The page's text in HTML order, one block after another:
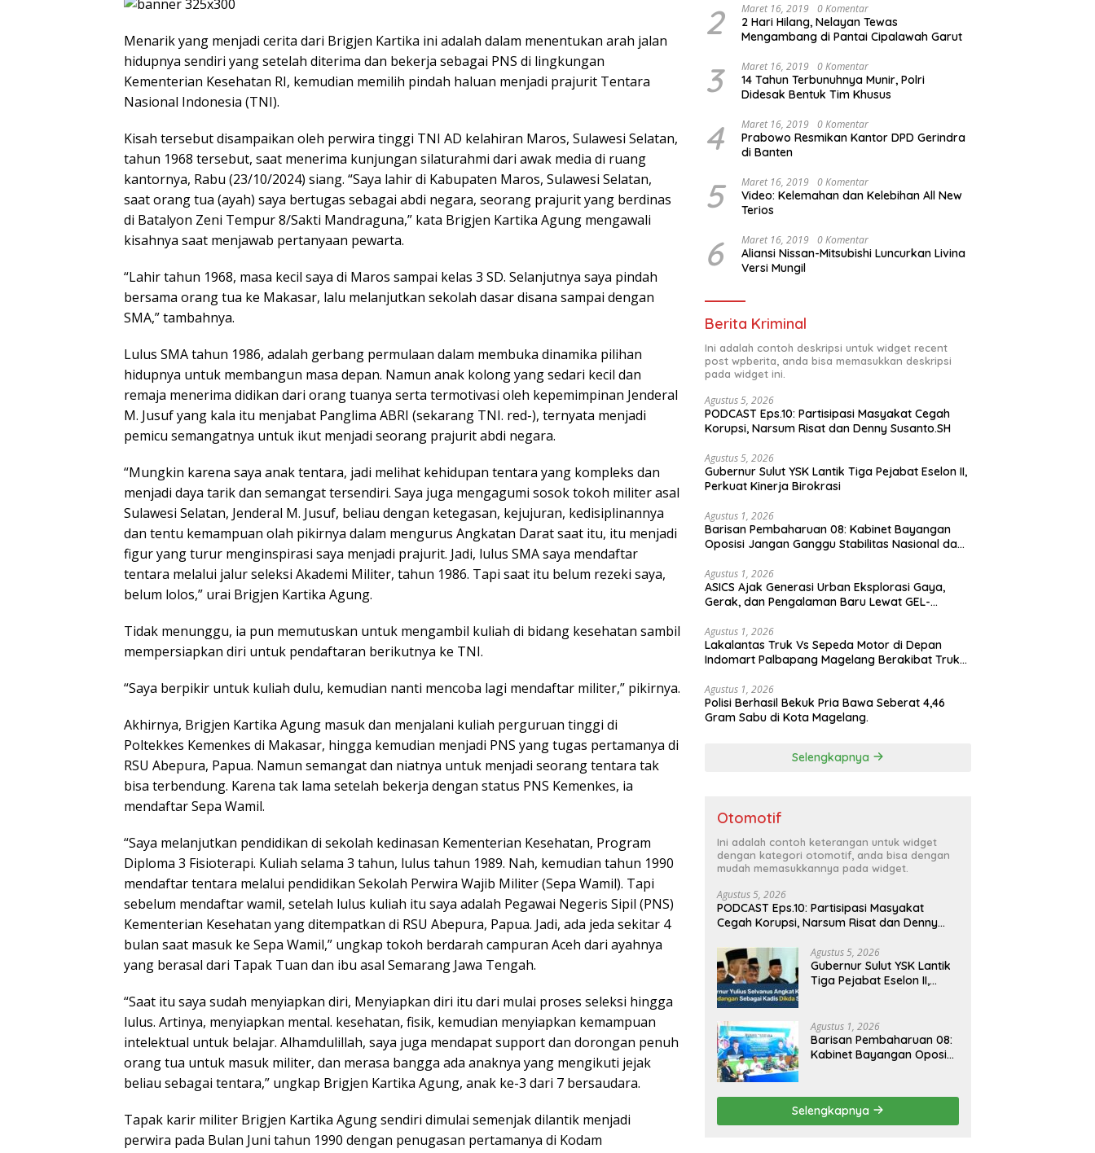
Menarik yang menjadi cerita dari Brigjen Kartika ini adalah dalam menentukan arah jalan
hidupnya sendiri yang setelah diterima dan bekerja sebagai PNS di lingkungan
Kementerian Kesehatan RI, kemudian memilih pindah haluan menjadi prajurit Tentara
Nasional Indonesia (TNI).
Kisah tersebut disampaikan oleh perwira tinggi TNI AD kelahiran Maros, Sulawesi Selatan,
tahun 1968 tersebut, saat menerima kunjungan silaturahmi dari awak media di ruang
kantornya, Rabu (23/10/2024) siang. “Saya lahir di Kabupaten Maros, Sulawesi Selatan,
saat orang tua (ayah) saya bertugas sebagai abdi negara, seorang prajurit yang berdinas
di Batalyon Zeni Tempur 8/Sakti Mandraguna,” kata Brigjen Kartika Agung mengawali
kisahnya saat menjawab pertanyaan pewarta.
“Lahir tahun 1968, masa kecil saya di Maros sampai kelas 3 SD. Selanjutnya saya pindah
bersama orang tua ke Makasar, lalu melanjutkan sekolah dasar disana sampai dengan
SMA,” tambahnya.
Lulus SMA tahun 1986, adalah gerbang permulaan dalam membuka dinamika pilihan
hidupnya untuk membangun masa depan. Namun anak kolong yang sedari kecil dan
remaja menerima didikan dari orang tuanya serta termotivasi oleh kepemimpinan Jenderal
M. Jusuf yang kala itu menjabat Panglima ABRI (sekarang TNI. red-), ternyata menjadi
pemicu semangatnya untuk ikut menjadi seorang prajurit abdi negara.
“Mungkin karena saya anak tentara, jadi melihat kehidupan tentara yang kompleks dan
menjadi daya tarik dan semangat tersendiri. Saya juga mengagumi sosok tokoh militer asal
Sulawesi Selatan, Jenderal M. Jusuf, beliau dengan ketegasan, kejujuran, kedisiplinannya
dan tentu kemampuan olah pikirnya dalam mengurus Angkatan Darat saat itu, itu menjadi
figur yang turur menginspirasi saya menjadi prajurit. Jadi, lulus SMA saya mendaftar
tentara melalui jalur seleksi Akademi Militer, tahun 1986. Tapi saat itu belum rezeki saya,
belum lolos,” urai Brigjen Kartika Agung.
Tidak menunggu, ia pun memutuskan untuk mengambil kuliah di bidang kesehatan sambil
mempersiapkan diri untuk pendaftaran berikutnya ke TNI.
“Saya berpikir untuk kuliah dulu, kemudian nanti mencoba lagi mendaftar militer,” pikirnya.
Akhirnya, Brigjen Kartika Agung masuk dan menjalani kuliah perguruan tinggi di
Poltekkes Kemenkes di Makasar, hingga kemudian menjadi PNS yang tugas pertamanya di
RSU Abepura, Papua. Namun semangat dan niatnya untuk menjadi seorang tentara tak
bisa terbendung. Karena tak lama setelah bekerja dengan status PNS Kemenkes, ia
mendaftar Sepa Wamil.
“Saya melanjutkan pendidikan di sekolah kedinasan Kementerian Kesehatan, Program
Diploma 3 Fisioterapi. Kuliah selama 3 tahun, lulus tahun 1989. Nah, kemudian tahun 1990
mendaftar tentara melalui pendidikan Sekolah Perwira Wajib Militer (Sepa Wamil). Tapi
sebelum mendaftar wamil, setelah lulus kuliah itu saya adalah Pegawai Negeris Sipil (PNS)
Kementerian Kesehatan yang ditempatkan di RSU Abepura, Papua. Jadi, ada jeda sekitar 4
bulan saat masuk ke Sepa Wamil,” ungkap tokoh berdarah campuran Aceh dari ayahnya
yang berasal dari Tapak Tuan dan ibu asal Semarang Jawa Tengah.
“Saat itu saya sudah menyiapkan diri, Menyiapkan diri itu dari mulai proses seleksi hingga
lulus. Artinya, menyiapkan mental. kesehatan, fisik, kemudian menyiapkan kemampuan
intelektual untuk belajar. Alhamdulillah, saya juga mendapat support dan dorongan penuh
orang tua untuk masuk militer, dan merasa bangga ada anaknya yang mengikuti jejak
beliau sebagai tentara,” ungkap Brigjen Kartika Agung, anak ke-3 dari 7 bersaudara.
Tapak karir militer Brigjen Kartika Agung sendiri dimulai semenjak dilantik menjadi
perwira pada Bulan Juni tahun 1990 dengan penugasan pertamanya di Kodam
2 Maret 16, 2019 0 Komentar
2 Hari Hilang, Nelayan Tewas
Mengambang di Pantai Cipalawah Garut
3 Maret 16, 2019 0 Komentar
14 Tahun Terbunuhnya Munir, Polri
Didesak Bentuk Tim Khusus
4 Maret 16, 2019 0 Komentar
Prabowo Resmikan Kantor DPD Gerindra
di Banten
5 Maret 16, 2019 0 Komentar
Video: Kelemahan dan Kelebihan All New
Terios
6 Maret 16, 2019 0 Komentar
Aliansi Nissan-Mitsubishi Luncurkan Livina
Versi Mungil
Berita Kriminal
Ini adalah contoh deskripsi untuk widget recent
post wpberita, anda bisa memasukkan deskripsi
pada widget ini.
Agustus 5, 2026
PODCAST Eps.10: Partisipasi Masyakat Cegah
Korupsi, Narsum Risat dan Denny Susanto.SH
Agustus 5, 2026
Gubernur Sulut YSK Lantik Tiga Pejabat Eselon II,
Perkuat Kinerja Birokrasi
Agustus 1, 2026
Barisan Pembaharuan 08: Kabinet Bayangan
Oposisi Jangan Ganggu Stabilitas Nasional dan
Agustus 1, 2026
ASICS Ajak Generasi Urban Eksplorasi Gaya,
Gerak, dan Pengalaman Baru Lewat GEL-
Agustus 1, 2026
Lakalantas Truk Vs Sepeda Motor di Depan
Indomart Palbapang Magelang Berakibat Truk
Agustus 1, 2026
Polisi Berhasil Bekuk Pria Bawa Seberat 4,46
Gram Sabu di Kota Magelang.
Selengkapnya
Otomotif
Ini adalah contoh keterangan untuk widget
dengan kategori otomotif, anda bisa dengan
mudah memasukkannya pada widget.
Agustus 5, 2026
PODCAST Eps.10: Partisipasi Masyakat
Cegah Korupsi, Narsum Risat dan Denny
Agustus 5, 2026
Gubernur Sulut YSK Lantik
Tiga Pejabat Eselon II,
Agustus 1, 2026
Barisan Pembaharuan 08:
Kabinet Bayangan Oposisi
Asta Cita Prabowo-Gibran
Selengkapnya